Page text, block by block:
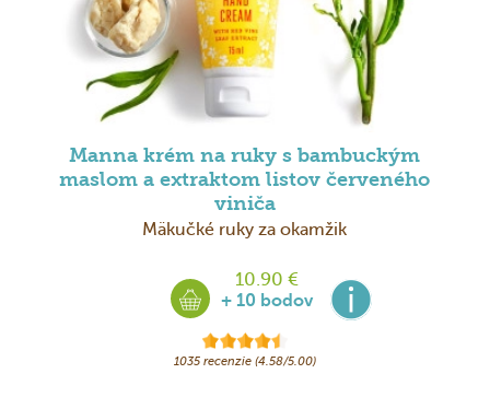
Manna krém na ruky s bambuckým
maslom a extraktom listov červeného
viniča
Mäkučké ruky za okamžik
10.90 €
+ 10 bodov
1035 recenzie (4.58/5.00)